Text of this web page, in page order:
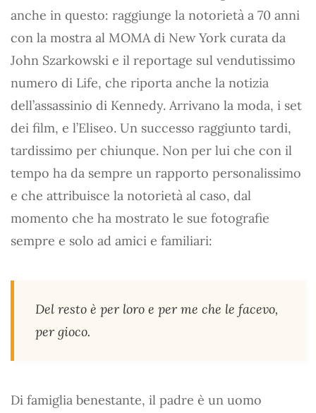
anche in questo: raggiunge la notorietà a 70 anni
con la mostra al MOMA di New York curata da
John Szarkowski e il reportage sul vendutissimo
numero di Life, che riporta anche la notizia
dell’assassinio di Kennedy. Arrivano la moda, i set
dei film, e l’Eliseo. Un successo raggiunto tardi,
tardissimo per chiunque. Non per lui che con il
tempo ha da sempre un rapporto personalissimo
e che attribuisce la notorietà al caso, dal
momento che ha mostrato le sue fotografie
sempre e solo ad amici e familiari:
Del resto è per loro e per me che le facevo,
per gioco.
Di famiglia benestante, il padre è un uomo